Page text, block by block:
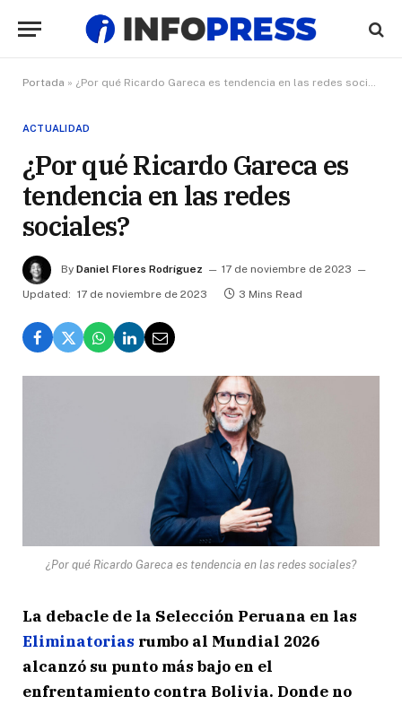
Portada » ¿Por qué Ricardo Gareca es tendencia en las redes sociales?
ACTUALIDAD
¿Por qué Ricardo Gareca es
tendencia en las redes
sociales?
By Daniel Flores Rodríguez
17 de noviembre de 2023
Updated: 17 de noviembre de 2023 3 Mins Read
¿Por qué Ricardo Gareca es tendencia en las redes sociales?
La debacle de la Selección Peruana en las
Eliminatorias rumbo al Mundial 2026
alcanzó su punto más bajo en el
enfrentamiento contra Bolivia. Donde no